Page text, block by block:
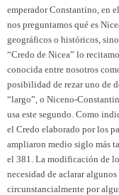
emperador Constantino, en
nos preguntamos qué es
geográficos o históricos,
“Credo de Nicea” lo
conocida entre nosotros
posibilidad de rezar uno de
“largo”, o Niceno-
usa este segundo. Como
el Credo elaborado por los
ampliaron medio siglo más
el 381. La modificación de
necesidad de aclarar
circunstancialmente por